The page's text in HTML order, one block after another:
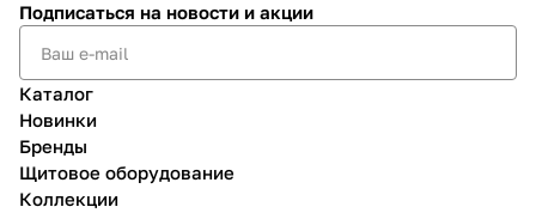
Подписаться на новости и акции
Каталог
Новинки
Бренды
Щитовое оборудование
Коллекции